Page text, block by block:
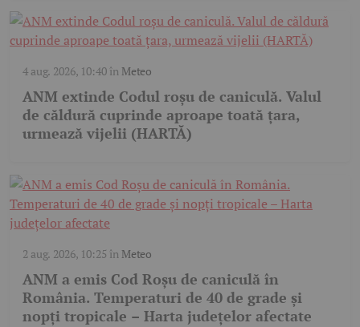
4 aug. 2026, 10:40în Meteo
ANM extinde Codul roșu de caniculă. Valul
de căldură cuprinde aproape toată țara,
urmează vijelii (HARTĂ)
2 aug. 2026, 10:25 în Meteo
ANM a emis Cod Roșu de caniculă în
România. Temperaturi de 40 de grade și
nopți tropicale – Harta județelor afectate